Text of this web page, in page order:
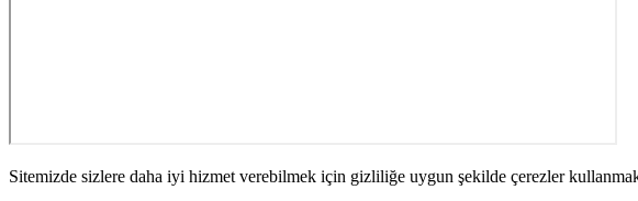
Sitemizde sizlere daha iyi hizmet verebilmek için gizliliğe uygun şekilde çerezler